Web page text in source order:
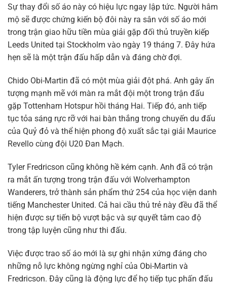
Sự thay đổi số áo này có hiệu lực ngay lập tức. Người hâm
mộ sẽ được chứng kiến bộ đôi này ra sân với số áo mới
trong trận giao hữu tiền mùa giải gặp đối thủ truyền kiếp
Leeds United tại Stockholm vào ngày 19 tháng 7. Đây hứa
hẹn sẽ là một trận đấu hấp dẫn và đáng chờ đợi.
Chido Obi-Martin đã có một mùa giải đột phá. Anh gây ấn
tượng mạnh mẽ với màn ra mắt đội một trong trận đấu
gặp Tottenham Hotspur hồi tháng Hai. Tiếp đó, anh tiếp
tục tỏa sáng rực rỡ với hai bàn thắng trong chuyến du đấu
của Quỷ đỏ và thể hiện phong độ xuất sắc tại giải Maurice
Revello cùng đội U20 Đan Mạch.
Tyler Fredricson cũng không hề kém cạnh. Anh đã có trận
ra mắt ấn tượng trong trận đấu với Wolverhampton
Wanderers, trở thành sản phẩm thứ 254 của học viện danh
tiếng Manchester United. Cả hai cầu thủ trẻ này đều đã thể
hiện được sự tiến bộ vượt bậc và sự quyết tâm cao độ
trong tập luyện cũng như thi đấu.
Việc được trao số áo mới là sự ghi nhận xứng đáng cho
những nỗ lực không ngừng nghỉ của Obi-Martin và
Fredricson. Đây cũng là động lực để họ tiếp tục phấn đấu